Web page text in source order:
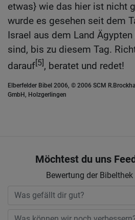
etwas} wie das hier ist nicht
wurde es gesehen seit dem
Israel aus dem Land
sind, bis zu diesem Tag.
darauf[5], beratet und redet!
Elberfelder Bibel 2006, © 2006 SCM
GmbH, Holzgerlingen
Möchtest du uns
Bewertung der Bibelthek